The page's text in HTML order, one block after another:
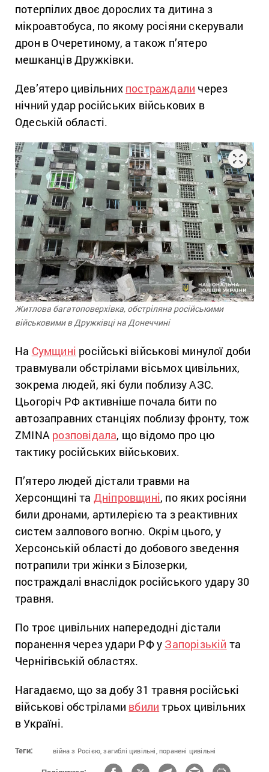
потерпілих двоє дорослих та дитина з
мікроавтобуса, по якому росіяни скерували
дрон в Очеретиному, а також п’ятеро
мешканців Дружківки.
Дев’ятеро цивільних постраждали через
нічний удар російських військових в
Одеській області.
Житлова багатоповерхівка, обстріляна російськими
військовими в Дружківці на Донеччині
На Сумщині російські військові минулої доби
травмували обстрілами вісьмох цивільних,
зокрема людей, які були поблизу АЗС.
Цьогоріч РФ активніше почала бити по
автозаправних станціях поблизу фронту, тож
ZMINA розповідала, що відомо про цю
тактику російських військових.
П’ятеро людей дістали травми на
Херсонщині та Дніпровщині, по яких росіяни
били дронами, артилерією та з реактивних
систем залпового вогню. Окрім цього, у
Херсонській області до добового зведення
потрапили три жінки з Білозерки,
постраждалі внаслідок російського удару 30
травня.
По троє цивільних напередодні дістали
поранення через удари РФ у Запорізькій та
Чернігівській областях.
Нагадаємо, що за добу 31 травня російські
військові обстрілами вбили трьох цивільних
в Україні.
Теги: війна з Росією, загиблі цивільні, поранені цивільні